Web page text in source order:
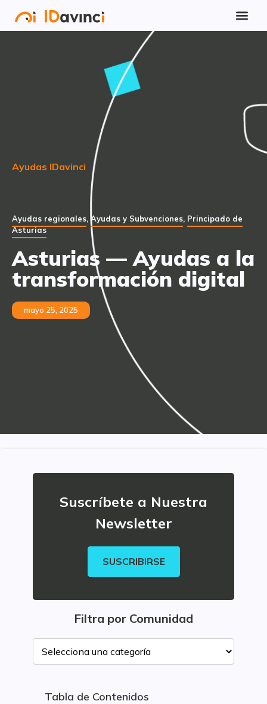
Ayudas IDavinci
Ayudas regionales,Ayudas y Subvenciones, Principado de
Asturias
Asturias — Ayudas a la
transformación digital
mayo 25, 2025
Suscríbete a Nuestra
Newsletter
SUSCRIBIRSE
Filtra por Comunidad
Tabla de Contenidos